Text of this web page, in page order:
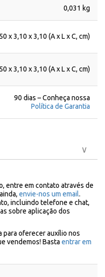
0,031 kg
x 3,10 x 3,10 (A x L x C, cm)
x 3,10 x 3,10 (A x L x C, cm)
90 dias – Conheça nossa
Política de Garantia
entre em contato através de
envie-nos um email.
incluindo telefone e chat,
sobre aplicação dos
para oferecer auxílio nos
vendemos! Basta entrar em